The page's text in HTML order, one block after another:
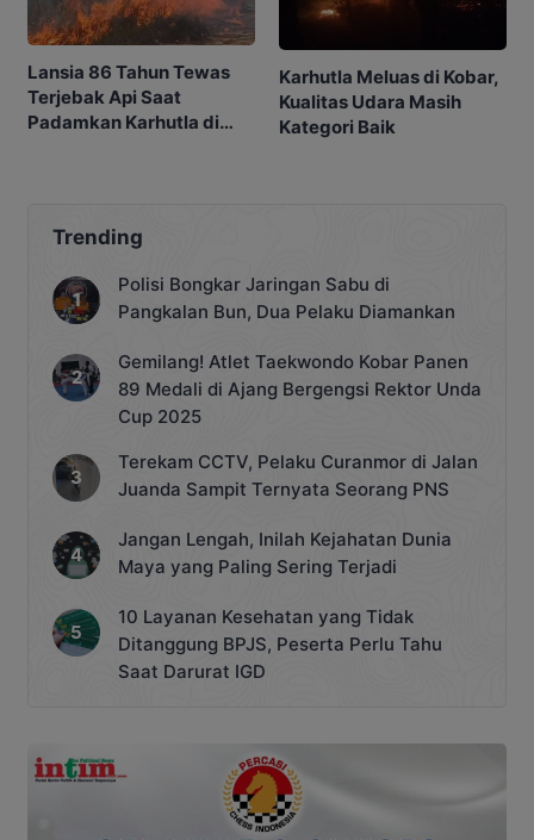
Lansia 86 Tahun Tewas
Terjebak Api Saat
Padamkan Karhutla di
Karhutla Meluas di Kobar,
Kualitas Udara Masih
Kategori Baik
Trending
Polisi Bongkar Jaringan Sabu di
Pangkalan Bun, Dua Pelaku Diamankan
Gemilang! Atlet Taekwondo Kobar Panen
89 Medali di Ajang Bergengsi Rektor Unda
Cup 2025
Terekam CCTV, Pelaku Curanmor di Jalan
Juanda Sampit Ternyata Seorang PNS
Jangan Lengah, Inilah Kejahatan Dunia
Maya yang Paling Sering Terjadi
10 Layanan Kesehatan yang Tidak
Ditanggung BPJS, Peserta Perlu Tahu
Saat Darurat IGD